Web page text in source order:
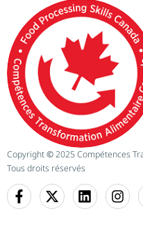
Copyright©2025 Compétences
Tous droits réservés